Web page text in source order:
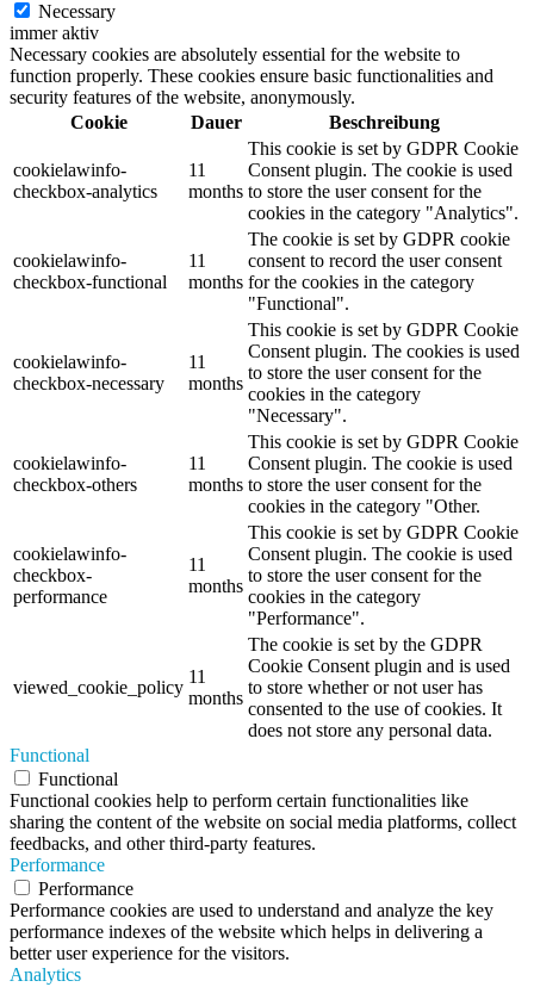
Necessary
immer aktiv
Necessary cookies are absolutely essential for the website to
function properly. These cookies ensure basic functionalities and
security features of the website, anonymously.
Cookie
Dauer Beschreibung
cookielawinfo-
checkbox-analytics
11
months
This cookie is set by GDPR Cookie
Consent plugin. The cookie is used
to store the user consent for the
cookies in the category "Analytics".
cookielawinfo-
checkbox-functional
11
months
The cookie is set by GDPR cookie
consent to record the user consent
for the cookies in the category
"Functional".
cookielawinfo-
checkbox-necessary
11
months
This cookie is set by GDPR Cookie
Consent plugin. The cookies is used
to store the user consent for the
cookies in the category
"Necessary".
cookielawinfo-
checkbox-others
11
months
This cookie is set by GDPR Cookie
Consent plugin. The cookie is used
to store the user consent for the
cookies in the category "Other.
cookielawinfo-
checkbox-
performance
11
months
This cookie is set by GDPR Cookie
Consent plugin. The cookie is used
to store the user consent for the
cookies in the category
"Performance".
viewed_cookie_policy
11
months
The cookie is set by the GDPR
Cookie Consent plugin and is used
to store whether or not user has
consented to the use of cookies. It
does not store any personal data.
Functional
Functional
Functional cookies help to perform certain functionalities like
sharing the content of the website on social media platforms, collect
feedbacks, and other third-party features.
Performance
Performance
Performance cookies are used to understand and analyze the key
performance indexes of the website which helps in delivering a
better user experience for the visitors.
Analytics